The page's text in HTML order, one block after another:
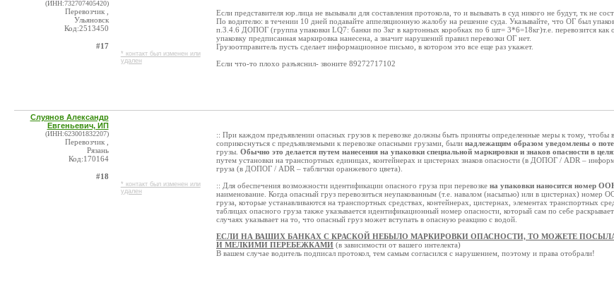
(ИНН:732707405420)
Перевозчик ,
Ульяновск
Код:2513450
#17
* контакт был изменен или
удален
Если представителя юр.лица не вызывали для составления протокола, то и вызывать в суд никого не будут, тк не
По водителю: в течении 10 дней подавайте аппеляционную жалобу на решение суда. Указывайте, что ОГ был
п.3.4.6 ДОПОГ (группа упаковки LQ7: банки по 3кг в картонных коробках по 6 шт= 3*6=18кг)т.е. перевозится как
упаковку предписанная маркировка нанесена, а значит нарушений правил перевозки ОГ нет.
Грузоотправитель пусть сделает информационное письмо, в котором это все еще раз укажет.
Если что-то плохо разъяснил- звоните 89272717102
Слуянов Александр
Евгеньевич, ИП
(ИНН:623001832207)
Перевозчик ,
Рязань
Код:170164
#18
* контакт был изменен или
удален
:: При каждом предъявлении опасных грузов к перевозке должны быть приняты определенные меры к тому, чтобы
соприкоснуться с предъявляемыми к перевозке опасными грузами, были надлежащим образом уведомлены о
грузы. Обычно это делается путем нанесения на упаковки специальной маркировки и знаков опасности в
путем установки на транспортных единицах, контейнерах и цистернах знаков опасности (в ДОПОГ / ADR –
груза (в ДОПОГ / ADR – таблички оранжевого цвета).
:: Для обеспечения возможности идентификации опасного груза при перевозке на упаковки наносится номер
наименование. Когда опасный груз перевозиться неупакованным (т.е. навалом (насыпью) или в цистернах) номер
груза, которые устанавливаются на транспортных средствах, контейнерах, цистернах, элементах транспортных
таблицах опасного груза также указывается идентификационный номер опасности, который сам по себе
случаях указывает на то, что опасный груз может вступать в опасную реакцию с водой.
ЕСЛИ НА ВАШИХ БАНКАХ С КРАСКОЙ НЕБЫЛО МАРКИРОВКИ ОПАСНОСТИ, ТО МОЖЕТЕ
И МЕЛКИМИ ПЕРЕБЕЖКАМИ (в зависимости от вашего интелекта)
В вашем случае водитель подписал протокол, тем самым согласился с нарушением, поэтому и права отобрали!